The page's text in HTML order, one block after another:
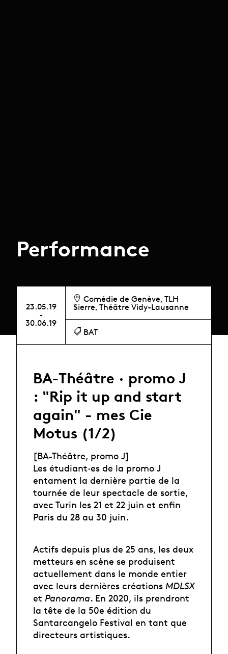
Performance
23.05.19
-
30.06.19
Comédie de Genève, TLH
Sierre, Théâtre Vidy-Lausanne
BAT
BA-Théâtre · promo J
: "Rip it up and start
again" - mes Cie
Motus (1/2)
[BA-Théâtre, promo J]
Les étudiant·es de la promo J
entament la dernière partie de la
tournée de leur spectacle de sortie,
avec Turin les 21 et 22 juin et enfin
Paris du 28 au 30 juin.
Actifs depuis plus de 25 ans, les deux
metteurs en scène se produisent
actuellement dans le monde entier
avec leurs dernières créations MDLSX
et Panorama. En 2020, ils prendront
la tête de la 50e édition du
Santarcangelo Festival en tant que
directeurs artistiques.